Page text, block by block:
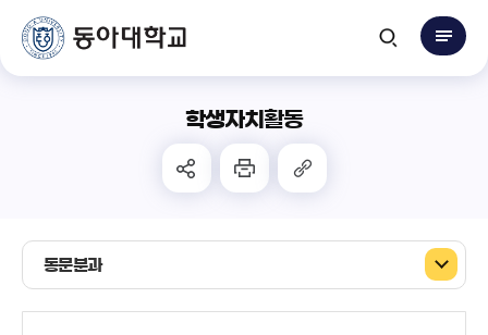
학생자치활동
동문분과